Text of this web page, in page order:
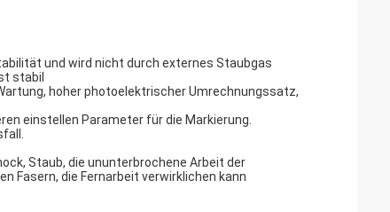
und wird nicht durch externes Staubgas
stabil
hoher photoelektrischer Umrechnungssatz,
einstellen Parameter für die Markierung.
Staub, die ununterbrochene Arbeit der
Fasern, die Fernarbeit verwirklichen kann